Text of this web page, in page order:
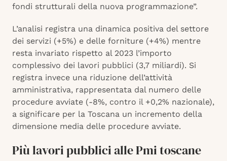
fondi strutturali della nuova programmazione”.
L’analisi registra una dinamica positiva del settore
dei servizi (+5%) e delle forniture (+4%) mentre
resta invariato rispetto al 2023 l’importo
complessivo dei lavori pubblici (3,7 miliardi). Si
registra invece una riduzione dell’attività
amministrativa, rappresentata dal numero delle
procedure avviate (-8%, contro il +0,2% nazionale),
a significare per la Toscana un incremento della
dimensione media delle procedure avviate.
Più lavori pubblici alle Pmi toscane